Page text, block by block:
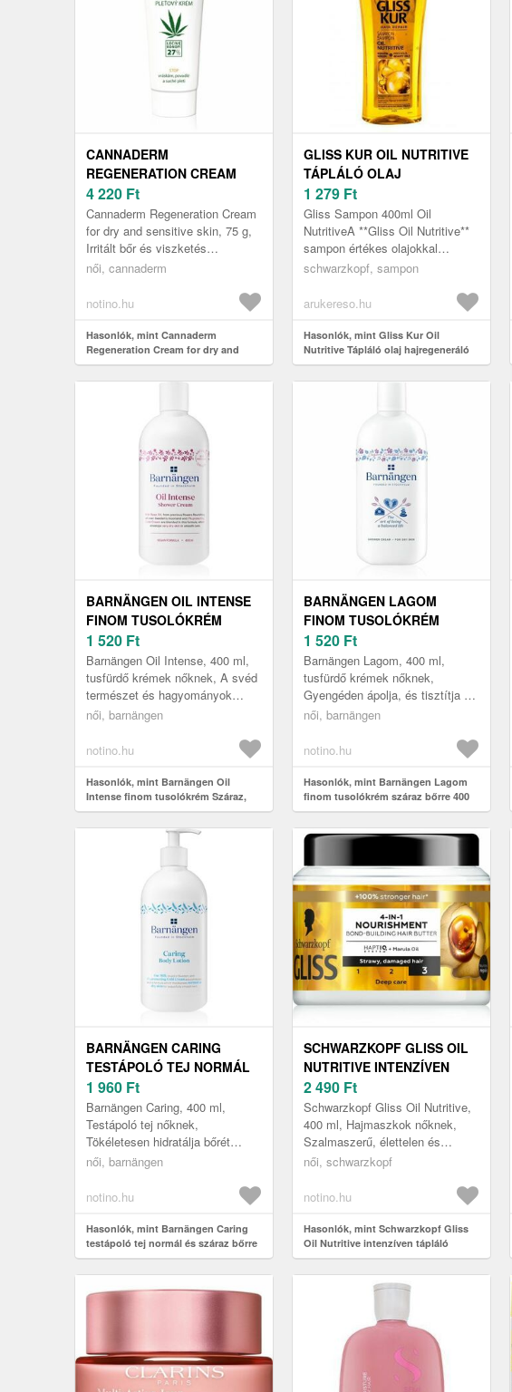
CANNADERM
REGENERATION CREAM
FOR DRY AND SENSITIVE
SKIN REGENERÁLÓ KRÉM
SZÁRAZ ÉS ÉRZÉKENY
BŐRRE 75 G
4 220 Ft
Cannaderm Regeneration Cream
for dry and sensitive skin, 75 g,
Irritált bőr és viszketés
férfiaknak, Nem szeretné
Használ...
női, cannaderm
notino.hu
Hasonlók, mint Cannaderm
Regeneration Cream for dry and
sensitive skin regeneráló krém
száraz és érzékeny bőrre 75 g
GLISS KUR OIL NUTRITIVE
TÁPLÁLÓ OLAJ
HAJREGENERÁLÓ SAMPON
400 ML
1 279 Ft
Gliss Sampon 400ml Oil
NutritiveA **Gliss Oil Nutritive**
sampon értékes olajokkal
dúsított formulája kíméletesen
schwarzkopf, sampon
arukereso.hu
Hasonlók, mint Gliss Kur Oil
Nutritive Tápláló olaj hajregeneráló
sampon 400 ml
BARNÄNGEN OIL INTENSE
FINOM TUSOLÓKRÉM
SZÁRAZ, NAGYON SZÁRAZ
BŐRRE 400 ML
1 520 Ft
Barnängen Oil Intense, 400 ml,
tusfürdő krémek nőknek, A svéd
természet és hagyományok
inspirálták a Barnängen Oil
Gyengéden ...
női, barnängen
notino.hu
Hasonlók, mint Barnängen Oil
Intense finom tusolókrém Száraz,
nagyon száraz bőrre 400 ml
BARNÄNGEN LAGOM
FINOM TUSOLÓKRÉM
SZÁRAZ BŐRRE 400 ML
1 520 Ft
Barnängen Lagom, 400 ml,
tusfürdő krémek nőknek,
Gyengéden ápolja, és tisztítja a
bőrt minden tusolás közben a
tusolókrém. Id...
női, barnängen
notino.hu
Hasonlók, mint Barnängen Lagom
finom tusolókrém száraz bőrre 400
ml
BARNÄNGEN CARING
TESTÁPOLÓ TEJ NORMÁL
ÉS SZÁRAZ BŐRRE 400 ML
1 960 Ft
Barnängen Caring, 400 ml,
Testápoló tej nőknek,
Tökéletesen hidratálja bőrét
zuhanyzás után, és puha
Barnängen Caring tes...
női, barnängen
notino.hu
Hasonlók, mint Barnängen Caring
testápoló tej normál és száraz bőrre
400 ml
SCHWARZKOPF GLISS OIL
NUTRITIVE INTENZÍVEN
TÁPLÁLÓ MASZK A
KÁROSULT HAJRA 400 ML
2 490 Ft
Schwarzkopf Gliss Oil Nutritive,
400 ml, Hajmaszkok nőknek,
Szalmaszerű, élettelen és
töredezik a haja? A Schwarzkopf
női, schwarzkopf
notino.hu
Hasonlók, mint Schwarzkopf Gliss
Oil Nutritive intenzíven tápláló
maszk a károsult hajra 400 ml